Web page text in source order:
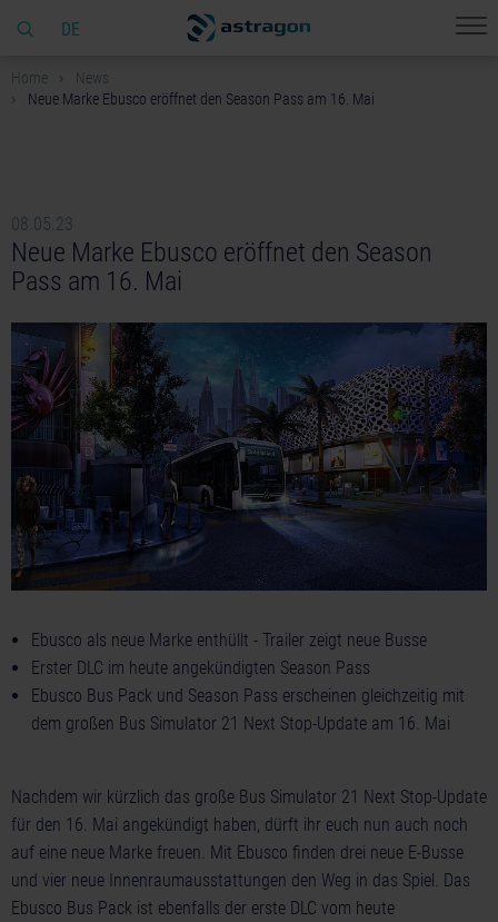
DE
Home
News
Neue Marke Ebusco eröffnet den Season Pass am 16. Mai
08.05.23
Neue Marke Ebusco eröffnet den Season
Pass am 16. Mai
Ebusco als neue Marke enthüllt - Trailer zeigt neue Busse
Erster DLC im heute angekündigten Season Pass
Ebusco Bus Pack und Season Pass erscheinen gleichzeitig mit
dem großen Bus Simulator 21 Next Stop-Update am 16. Mai
Nachdem wir kürzlich das große Bus Simulator 21 Next Stop-Update
für den 16. Mai angekündigt haben, dürft ihr euch nun auch noch
auf eine neue Marke freuen. Mit Ebusco finden drei neue E-Busse
und vier neue Innenraumausstattungen den Weg in das Spiel. Das
Ebusco Bus Pack ist ebenfalls der erste DLC vom heute